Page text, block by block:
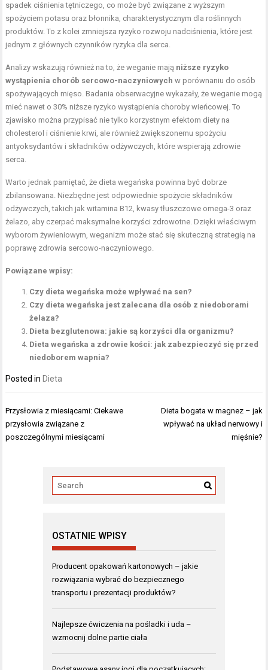
spadek ciśnienia tętniczego, co może być związane z wyższym
spożyciem potasu oraz błonnika, charakterystycznym dla roślinnych
produktów. To z kolei zmniejsza ryzyko rozwoju nadciśnienia, które jest
jednym z głównych czynników ryzyka dla serca.
Analizy wskazują również na to, że weganie mają niższe ryzyko
wystąpienia chorób sercowo-naczyniowych w porównaniu do osób
spożywających mięso. Badania obserwacyjne wykazały, że weganie mogą
mieć nawet o 30% niższe ryzyko wystąpienia choroby wieńcowej. To
zjawisko można przypisać nie tylko korzystnym efektom diety na
cholesterol i ciśnienie krwi, ale również zwiększonemu spożyciu
antyoksydantów i składników odżywczych, które wspierają zdrowie
serca.
Warto jednak pamiętać, że dieta wegańska powinna być dobrze
zbilansowana. Niezbędne jest odpowiednie spożycie składników
odżywczych, takich jak witamina B12, kwasy tłuszczowe omega-3 oraz
żelazo, aby czerpać maksymalne korzyści zdrowotne. Dzięki właściwym
wyborom żywieniowym, weganizm może stać się skuteczną strategią na
poprawę zdrowia sercowo-naczyniowego.
Powiązane wpisy:
Czy dieta wegańska może wpływać na sen?
Czy dieta wegańska jest zalecana dla osób z niedoborami
żelaza?
Dieta bezglutenowa: jakie są korzyści dla organizmu?
Dieta wegańska a zdrowie kości: jak zabezpieczyć się przed
niedoborem wapnia?
Posted in Dieta
Nawigacja
wpisu
Przysłowia z miesiącami: Ciekawe
przysłowia związane z
poszczególnymi miesiącami
Dieta bogata w magnez – jak
wpływać na układ nerwowy i
mięśnie?
OSTATNIE WPISY
Producent opakowań kartonowych – jakie
rozwiązania wybrać do bezpiecznego
transportu i prezentacji produktów?
Najlepsze ćwiczenia na pośladki i uda –
wzmocnij dolne partie ciała